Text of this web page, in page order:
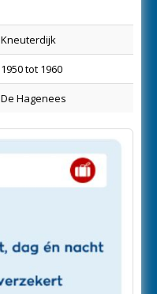
Kneuterdijk
1950 tot 1960
De Hagenees